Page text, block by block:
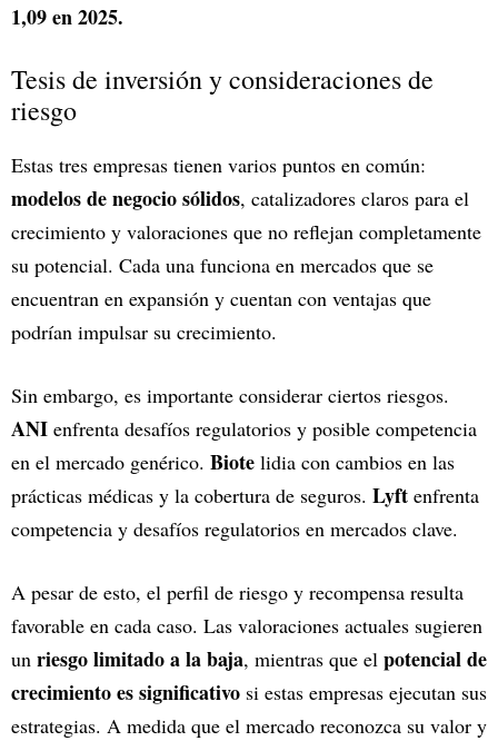
1,09 en 2025.
Tesis de inversión y consideraciones de
riesgo
Estas tres empresas tienen varios puntos en común:
modelos de negocio sólidos, catalizadores claros para el
crecimiento y valoraciones que no reflejan completamente
su potencial. Cada una funciona en mercados que se
encuentran en expansión y cuentan con ventajas que
podrían impulsar su crecimiento.
Sin embargo, es importante considerar ciertos riesgos.
ANI enfrenta desafíos regulatorios y posible competencia
en el mercado genérico. Biote lidia con cambios en las
prácticas médicas y la cobertura de seguros. Lyft enfrenta
competencia y desafíos regulatorios en mercados clave.
A pesar de esto, el perfil de riesgo y recompensa resulta
favorable en cada caso. Las valoraciones actuales sugieren
un riesgo limitado a la baja, mientras que el potencial de
crecimiento es significativo si estas empresas ejecutan sus
estrategias. A medida que el mercado reconozca su valor y